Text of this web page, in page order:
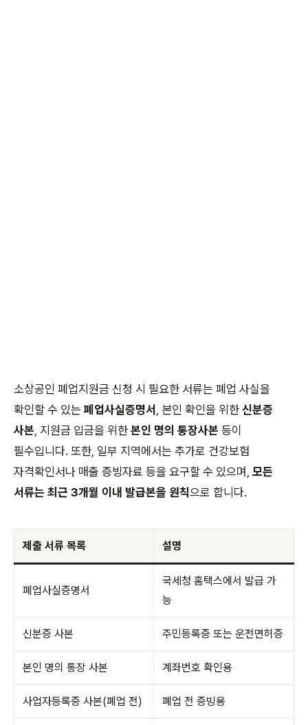
소상공인 폐업지원금 신청 시 필요한 서류는 폐업 사실을
확인할 수 있는 폐업사실증명서 , 본인 확인을 위한 신분증
사본, 지원금 입금을 위한 본인 명의 통장사본 등이
필수입니다. 또한, 일부 지역에서는 추가로 건강보험
자격확인서나 매출 증빙자료 등을 요구할 수 있으며, 모든
서류는 최근 3개월 이내 발급본을 원칙으로 합니다.
제출 서류 목록 설명
폐업사실증명서
국세청 홈택스에서 발급 가
능
신분증 사본 주민등록증 또는 운전면허증
본인 명의 통장 사본 계좌번호 확인용
사업자등록증 사본(폐업 전) 폐업 전 증빙용